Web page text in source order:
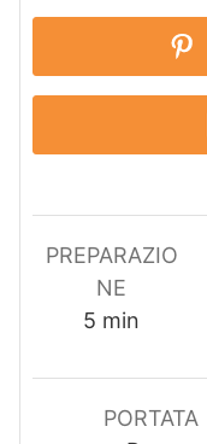
PREPARAZIO
NE
5 m
n
u
min
PORTATA